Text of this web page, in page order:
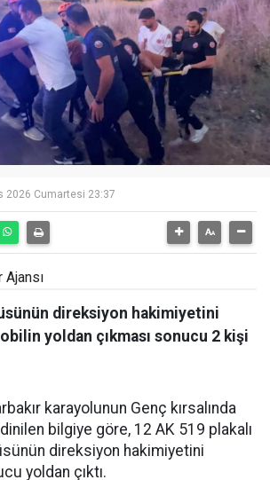
2026 Cumartesi 23:37
Ajansı
direksiyon hakimiyetini
yoldan çıkması sonucu 2 kişi
karayolunun Genç kırsalında
bilgiye göre, 12 AK 519 plakalı
direksiyon hakimiyetini
yoldan çıktı.